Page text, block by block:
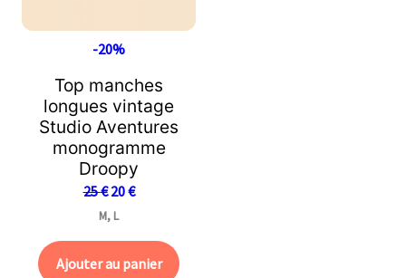
-20%
Top manches
longues vintage
Studio Aventures
monogramme
Droopy
25€ 20€
M, L
Ajouter au panier